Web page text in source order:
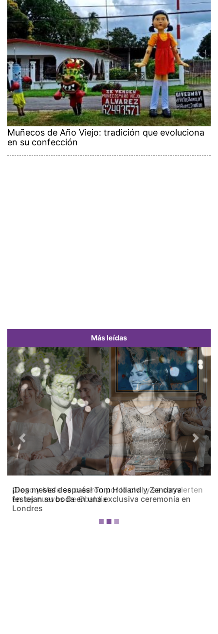
Muñecos de Año Viejo: tradición que evoluciona
en su confección
Más leídas
Diego y Mafe se casaron por lo civil y se convierten
en los nuevos De Obaldía
Previous Next